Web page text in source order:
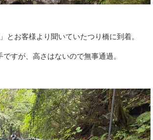
とお客様より聞いていたつり橋に到着。
ですが、高さはないので無事通過。